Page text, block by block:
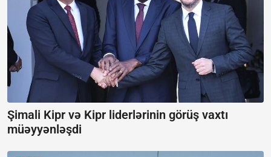
Şimali Kipr və Kipr liderlərinin görüş vaxtı
müəyyənləşdi